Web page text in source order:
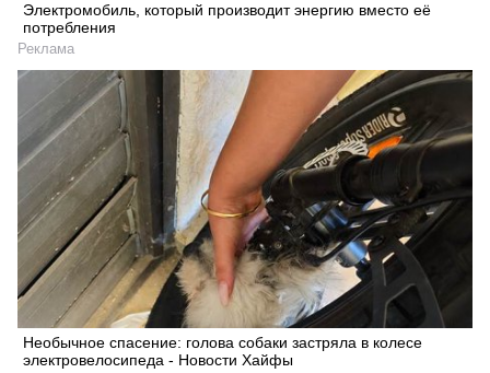
Электромобиль, который производит энергию вместо её
потребления
Реклама
Необычное спасение: голова собаки застряла в колесе
электровелосипеда - Новости Хайфы